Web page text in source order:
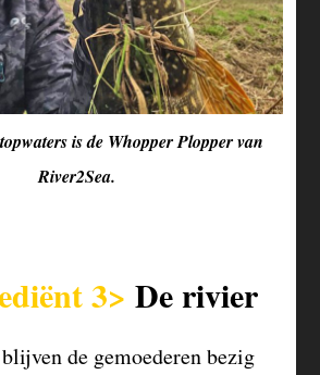
is de Whopper Plopper van
River2Sea.
3> De rivier
de gemoederen bezig